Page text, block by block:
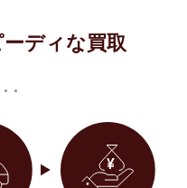
ディな買取